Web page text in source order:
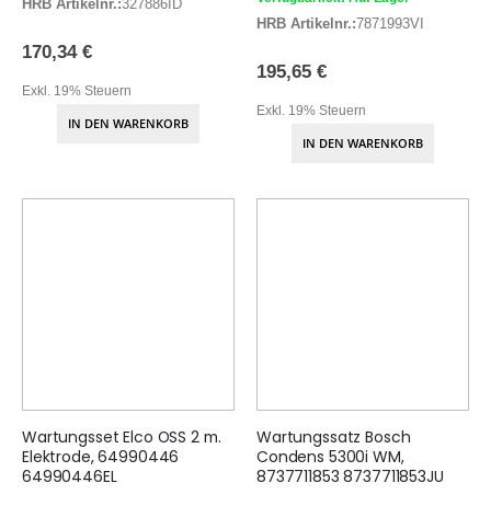
HRB Artikelnr.:327886ID
170,34 €
Exkl. 19% Steuern
IN DEN WARENKORB
HRB Artikelnr.:7871993VI
195,65 €
Exkl. 19% Steuern
IN DEN WARENKORB
Wartungsset Elco OSS 2 m.
Elektrode, 64990446
64990446EL
Wartungssatz Bosch
Condens 5300i WM,
8737711853 8737711853JU